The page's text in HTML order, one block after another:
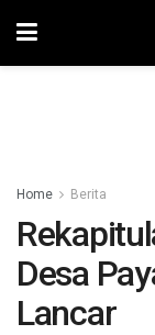
Home Berita
Desa
Lancar